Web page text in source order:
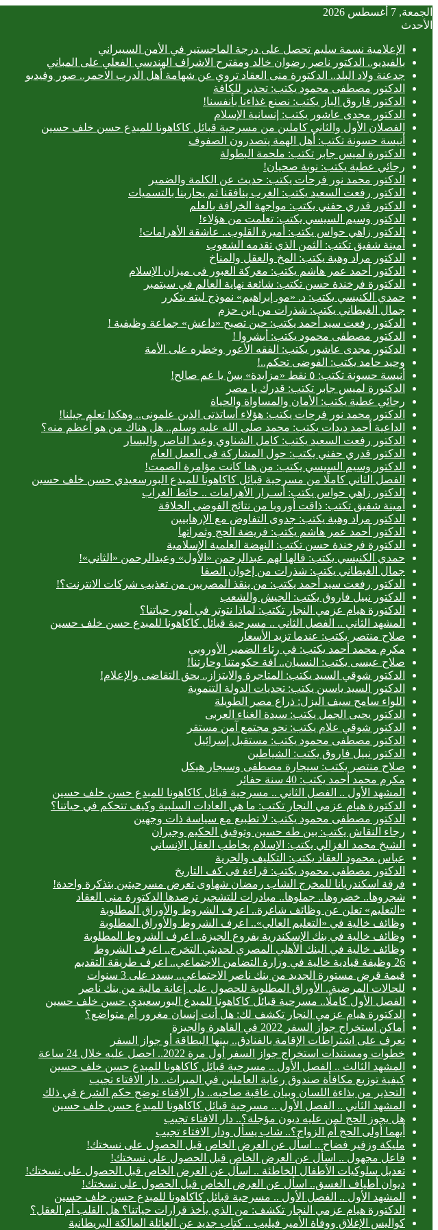
الجمعة, 7 أغسطس 2026
الأحدث
الإعلامية نسمة سليم تحصل على درجة الماجستير في الأمن السيبراني
بالفيديو.. ‎الدكتور ناصر رضوان خالد ومقترح الاشراف الهندسي الفعلي على المباني
جدعنة ولاد البلد.. الدكتورة منى العقاد تروي عن شهامة أهل الدرب الاحمر.. صور وفيديو
الدكتور مصطفى محمود يكتب: تحذير للكافة
الدكتور فاروق الباز يكتب: نصنع غذاءنا بأنفسنا!
الدكتور مجدى عاشور يكتب: إنسانية الإسلام
الفصلان الأول والثاني كاملين من مسرحية قبائل كاكاهونا للمبدع حسن خلف حسين
أنيسة حسونة تكتب: أهل الهمة يتصدرون الصفوف
الدكتورة لميس جابر تكتب: ملحمة البطولة
رجائي عطية يكتب: نوبة صحيان!
الدكتور محمد نور فرحات يكتب: حديث عن الكلمة والضمير
الدكتور رفعت السعيد يكتب: الغرب ينافقنا ثم يحاربنا بالتسميات
الدكتور قدري حفني يكتب: مواجهة الخرافة بالعلم
الدكتور وسيم السيسي يكتب: تعلمت من هؤلاء!
الدكتور زاهي حواس يكتب: أميرة القلوب.. عاشقة الأهرامات!
أمينة شفيق تكتب: الثمن الذي تقدمه الشعوب
الدكتور مراد وهبة يكتب: المخ والعقل والمناخ
الدكتور أحمد عمر هاشم يكتب: معركة العبور فى ميزان الإسلام
الدكتورة فرخندة حسن تكتب: شائعة نهاية العالم في سبتمبر
حمدي الكنيسي يكتب: د. «مو. إبراهيم» نموذج ليته يتكرر
جمال الغيطاني يكتب: شذرات من ابن حزم
الدكتور رفعت سيد أحمد يكتب: حين تصبح «داعش» جماعة وظيفية !
الدكتور مصطفى محمود يكتب: أبشروا !
الدكتور مجدى عاشور يكتب: الفقه الأعور وخطره على الأمة
وحيد حامد يكتب: الفوضى تحكم..!
أنيسة حسونة تكتب: ٥ نقط «مزايدة» بسْ يا عم صالح!
الدكتورة لميس جابر تكتب: قدرك يا مصر
رجائي عطية يكتب: الأمان والمساواة والحياة
الدكتور محمد نور فرحات يكتب: هؤلاء أساتذتى الذين علمونى.. وهكذا تعلم جيلنا!
الداعية أحمد ديدات يكتب: محمد صلى الله عليه وسلم.. هل هناك من هو أعظم منه؟
الدكتور رفعت السعيد يكتب: كامل الشناوي وعبد الناصر واليسار
الدكتور قدري حفني يكتب: حول المشاركة فى العمل العام
الدكتور وسيم السيسي يكتب: من هنا كانت مؤامرة الصمت!
الفصل الثاني كاملًا من مسرحية قبائل كاكاهونا للمبدع البورسعيدي حسن خلف حسين
الدكتور زاهي حواس يكتب: أسـرار الأهرامات .. حائط الغراب
أمينة شفيق تكتب: ذاقت أوروبا من نتائج الفوضى الخلاقة
الدكتور مراد وهبة يكتب: جدوى التفاوض مع الإرهابيين
الدكتور أحمد عمر هاشم يكتب: فريضة الحج وثمراتها
الدكتورة فرخندة حسن تكتب: النهضة العلمية الإسلامية
حمدي الكنيسي يكتب: قالها لهم عبدالرحمن «الأول» وعبدالرحمن «الثاني»!
جمال الغيطاني يكتب: شذرات من إخوان الصفا
الدكتور رفعت سيد أحمد يكتب: من ينقذ المصريين من تعذيب شركات الانترنت؟!
الدكتور نبيل فاروق يكتب: الجيش والشعب
الدكتورة هيام عزمي النجار تكتب: لماذا نتوتر في أمور حياتنا؟
المشهد الثاني .. الفصل الثاني .. مسرحية قبائل كاكاهونا للمبدع حسن خلف حسين
صلاح منتصر يكتب: عندما تزيد الأسعار
مكرم محمد أحمد يكتب: في رثاء الضمير الأوروبي
صلاح عيسى يكتب: النسيان.. آفة حكومتنا وحارتنا!
الدكتور شوقي السيد يكتب: المتاجرة والابتزاز.. بحق التقاضى والإعلام!
الدكتور السيد ياسين يكتب: تحديات الدولة التنموية
اللواء سامح سيف اليزل: ذراع مصر الطويلة
الدكتور يحيى الجمل يكتب: سيدة الغناء العربى
الدكتور شوقي علام يكتب: نحو مجتمع آمن مستقر
الدكتور مصطفى محمود يكتب: مستقبل إسرائيل
الدكتور نبيل فاروق يكتب: الشياطين
صلاح منتصر يكتب: سيجارة مصطفى وسيجار هيكل
مكرم محمد أحمد يكتب: 40 سنة حفائر
المشهد الأول .. الفصل الثاني .. مسرحية قبائل كاكاهونا للمبدع حسن خلف حسين
الدكتورة هيام عزمي النجار تكتب: ما هي العادات السلبية وكيف تتحكم في حياتنا؟
الدكتور مصطفى محمود يكتب: لا تطبيع مع سياسة ذات وجهين
رجاء النقاش يكتب: بين طه حسين وتوفيق الحكيم وجبران
الشيخ محمد الغزالي يكتب: الإسلام يخاطب العقل الإنساني
عباس محمود العقاد يكتب: التكليف والحرية
الدكتور مصطفى محمود يكتب: قراءة فى كف التاريخ
فرقة اسكندريانا للمخرج الشاب رمضان شهاوى تعرض مسرحيتين بتذكرة واحدة!
شجروها.. خضروها.. جملوها.. مبادرات للتشجير ترصدها الدكتورة منى العقاد
«التعليم» تعلن عن وظائف شاغرة.. اعرف الشروط والأوراق المطلوبة
وظائف خالية في «التعليم العالي».. اعرف الشروط والأوراق المطلوبة
وظائف خالية في بنك الإسكندرية بفروع الجيزة.. اعرف الشروط المطلوبة
وظائف خالية في البنك الأهلي المصري لحديثي التخرج.. اعرف الشروط
26 وظيفة قيادية خالية في وزارة التضامن الاجتماعي.. اعرف طريقة التقديم
قيمة قرض مستورة الجديد من بنك ناصر الاجتماعي.. يسدد على 3 سنوات
للحالات المرضية.. الأوراق المطلوبة للحصول على إعانة مالية من بنك ناصر
الفصل الأول كاملًا.. مسرحية قبائل كاكاهونا للمبدع البورسعيدي حسن خلف حسين
الدكتورة هيام عزمي النجار تكشف لك: هل أنت إنسان مغرور أم متواضع؟
أماكن استخراج جواز السفر 2022 في القاهرة والجيزة
تعرف على اشتراطات الإقامة بالفنادق.. بينها البطاقة أو جواز السفر
خطوات ومستندات استخراج جواز السفر أول مرة 2022.. احصل عليه خلال 24 ساعة
المشهد الثالث .. الفصل الأول .. مسرحية قبائل كاكاهونا للمبدع حسن خلف حسين
كيفية توزيع مكافأة صندوق رعاية العاملين في الميراث.. دار الافتاء تجيب
التحذير من بذاءة اللسان وبيان عاقبة صاحبه.. دار الإفتاء توضح حكم الشرع في ذلك
المشهد الثاني .. الفصل الأول .. مسرحية قبائل كاكاهونا للمبدع حسن خلف حسين
هل يجوز الحج لمن عليه ديون مؤجلة؟.. دار الافتاء تجيب
أيهما أولى الحج أم الزواج؟.. شاب يسأل ودار الافتاء تجيب
مليكة وزفير فضاح .. اسأل عن العرض الخاص قبل الحصول على نسختك!
فاعل مجهول .. اسأل عن العرض الخاص قبل الحصول على نسختك!
تعديل سلوكيات الأطفال الخاطئة .. اسأل عن العرض الخاص قبل الحصول على نسختك!
ديوان أطياف الغسق.. اسأل عن العرض الخاص قبل الحصول على نسختك!
المشهد الأول .. الفصل الأول .. مسرحية قبائل كاكاهونا للمبدع حسن خلف حسين
الدكتورة هيام عزمي النجار تكشف: من الذي يأخذ قرارات حياتنا؟ هل القلب أم العقل؟
كواليس الإغلاق ووفاة الأمير فيليب .. كتاب جديد عن العائلة المالكة البريطانية